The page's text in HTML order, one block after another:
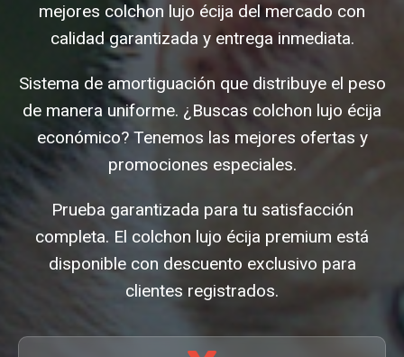
mejores colchon lujo écija del mercado con
calidad garantizada y entrega inmediata.
Sistema de amortiguación que distribuye el peso
de manera uniforme. ¿Buscas colchon lujo écija
económico? Tenemos las mejores ofertas y
promociones especiales.
Prueba garantizada para tu satisfacción
completa. El colchon lujo écija premium está
disponible con descuento exclusivo para
clientes registrados.